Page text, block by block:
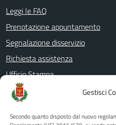
Gestisci
Secondo quanto disposto dal nuovo
Leggi le FAQ
Prenotazione appuntamento
Segnalazione disservizio
Richiesta assistenza
Ufficio Stampa
Amministrazione Trasparente
Albo pretorio
Informativa privacy